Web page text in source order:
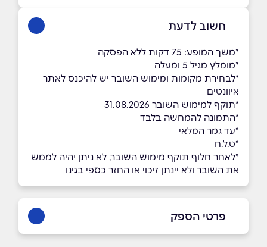
חשוב לדעת
*משך המופע: 75 דקות ללא הפסקה
*מומלץ מגיל 5 ומעלה
*לבחירת מקומות ומימוש השובר יש להיכנס לאתר
איוונטים
*תוקף למימוש השובר 31.08.2026
*התמונה להמחשה בלבד
*עד גמר המלאי
*ט.ל.ח
*לאחר חלוף תוקף מימוש השובר, לא ניתן יהיה לממש
את השובר ולא יינתן זיכוי או החזר כספי בגינו
פרטי הספק